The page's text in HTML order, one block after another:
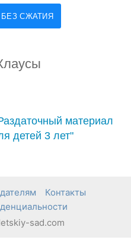
БЕЗ СЖАТИЯ
материал
детей 3 лет"
Контакты
sad.com